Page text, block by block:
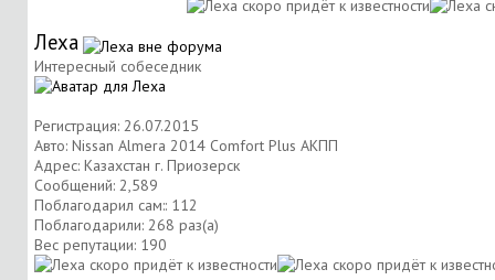
Леха
Интересный собеседник
Регистрация: 26.07.2015
Авто: Nissan Almera 2014 Comfort Plus АКПП
Адрес: Казахстан г. Приозерск
Сообщений: 2,589
Поблагодарил сам:: 112
Поблагодарили: 268 раз(а)
Вес репутации: 190